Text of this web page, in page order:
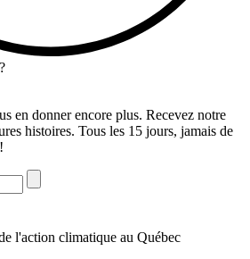
en donner encore plus. Recevez notre
histoires. Tous les 15 jours, jamais de